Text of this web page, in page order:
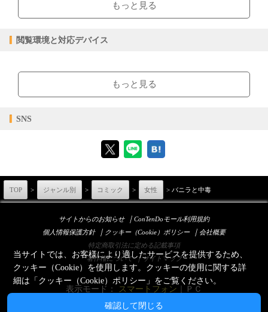
もっと見る
閲覧環境と対応デバイス
ブラウザビューア・PC版ConTenDoビューア・モバイルビューア
【対応デバイス】
【PC版ConTenDoビューア】
【モバイルビューア】
もっと見る
SNS
TOP > ジャンル別 > コミック > 女性 > バニラと中毒
サイトからのお知らせ ｜ ConTenDoモール利用規約
個人情報保護方針
｜ クッキー（Cookie）ポリシー ｜ 会社概要
特定商取引法に定める記載事項
著作権について ｜サイトマップ
表示モード： スマートフォン ＰＣ
当サイトでは、お客様により適したサービスを提供するため、
クッキー（Cookie）を使用します。クッキーの使用に関する詳
細は「クッキー（Cookie）ポリシー 」をご覧ください。
確認して閉じる